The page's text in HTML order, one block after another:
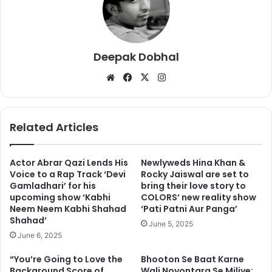
फिल्म को 6 करोड़ 76 लाख रूपये की ओपनिंग लगी थी और पहले वीकेंड में 23
Deepak Dobhal
We
te
Fa
bo
X
ra
Related Articles
Actor Abrar Qazi Lends His
Voice to a Rap Track ‘Devi
Gamladhari’ for his
upcoming show ‘Kabhi
Neem Neem Kabhi Shahad
Shahad’
June 6, 2025
Newlyweds Hina Khan &
Rocky Jaiswal are set to
bring their love story to
COLORS’ new reality show
‘Pati Patni Aur Panga’
June 5, 2025
“You’re Going to Love the
Bhooton Se Baat Karne